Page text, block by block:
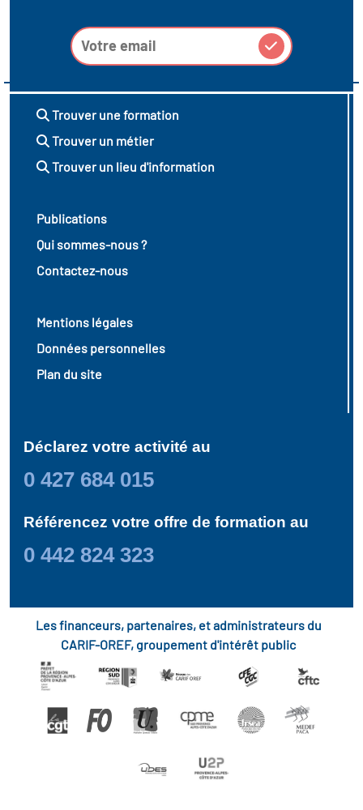
Trouver une formation
Trouver un métier
Trouver un lieu d'information
Publications
Qui sommes-nous ?
Contactez-nous
Mentions légales
Données personnelles
Plan du site
Déclarez votre activité au
0 427 684 015
Référencez votre offre de formation au
0 442 824 323
Les financeurs, partenaires, et administrateurs du
CARIF-OREF, groupement d'intérêt public